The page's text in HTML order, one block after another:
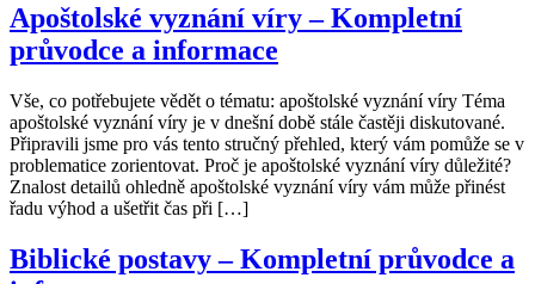
Apoštolské vyznání víry – Kompletní
průvodce a informace
Vše, co potřebujete vědět o tématu: apoštolské vyznání víry Téma
apoštolské vyznání víry je v dnešní době stále častěji diskutované.
Připravili jsme pro vás tento stručný přehled, který vám pomůže se v
problematice zorientovat. Proč je apoštolské vyznání víry důležité?
Znalost detailů ohledně apoštolské vyznání víry vám může přinést
řadu výhod a ušetřit čas při […]
Biblické postavy – Kompletní průvodce a